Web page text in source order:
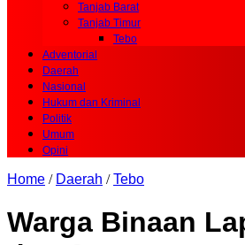
Tanjab Barat
Tanjab Timur
Tebo
Adventorial
Daerah
Nasional
Hukum dan Kriminal
Politik
Umum
Opini
Home / Daerah /Tebo
Warga Binaan